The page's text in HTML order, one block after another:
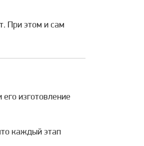
При этом и сам
изготовление
каждый этап